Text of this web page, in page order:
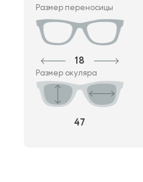
Размер переносицы
18
Размер окуляра
47